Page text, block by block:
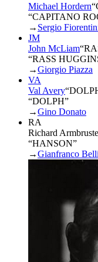
Michael Hordern“
“CAPITANO
→ Sergio
JM
John McLiam“
“RASS
→Giorgio Piazza
VA
Val Avery“
“DOLPH”
→Gino Donato
RA
Richard
“HANSON”
→Gianfranco